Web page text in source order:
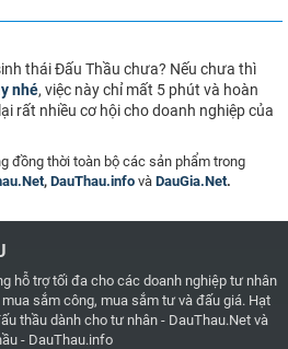
thái Đấu Thầu chưa? Nếu chưa thì
nhé, việc này chỉ mất 5 phút và hoàn
rất nhiều cơ hội cho doanh nghiệp của
đồng thời toàn bộ các sản phẩm trong
, DauThau.info và DauGia.Net.
hỗ trợ tối đa cho các doanh nghiệp tư nhân
sắm công, mua sắm tư và đấu giá. Hạt
thầu dành cho tư nhân - DauThau.Net và
- DauThau.info